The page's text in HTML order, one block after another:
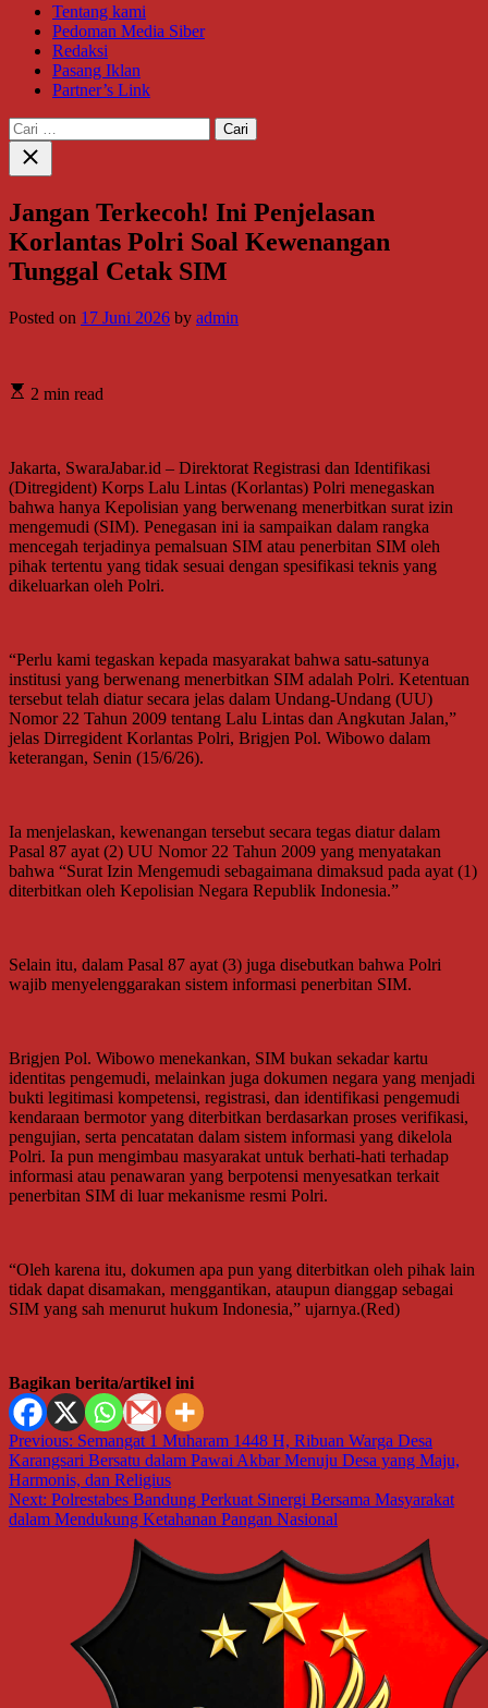
Tentang kami
Pedoman Media Siber
Redaksi
Pasang Iklan
Partner’s Link
Cari
untuk:
Close
search
Jangan Terkecoh! Ini Penjelasan
Korlantas Polri Soal Kewenangan
Tunggal Cetak SIM
Posted on 17 Juni 2026 by admin
2 min read
Jakarta, SwaraJabar.id – Direktorat Registrasi dan Identifikasi
(Ditregident) Korps Lalu Lintas (Korlantas) Polri menegaskan
bahwa hanya Kepolisian yang berwenang menerbitkan surat izin
mengemudi (SIM). Penegasan ini ia sampaikan dalam rangka
mencegah terjadinya pemalsuan SIM atau penerbitan SIM oleh
pihak tertentu yang tidak sesuai dengan spesifikasi teknis yang
dikeluarkan oleh Polri.
“Perlu kami tegaskan kepada masyarakat bahwa satu-satunya
institusi yang berwenang menerbitkan SIM adalah Polri. Ketentuan
tersebut telah diatur secara jelas dalam Undang-Undang (UU)
Nomor 22 Tahun 2009 tentang Lalu Lintas dan Angkutan Jalan,”
jelas Dirregident Korlantas Polri, Brigjen Pol. Wibowo dalam
keterangan, Senin (15/6/26).
Ia menjelaskan, kewenangan tersebut secara tegas diatur dalam
Pasal 87 ayat (2) UU Nomor 22 Tahun 2009 yang menyatakan
bahwa “Surat Izin Mengemudi sebagaimana dimaksud pada ayat (1)
diterbitkan oleh Kepolisian Negara Republik Indonesia.”
Selain itu, dalam Pasal 87 ayat (3) juga disebutkan bahwa Polri
wajib menyelenggarakan sistem informasi penerbitan SIM.
Brigjen Pol. Wibowo menekankan, SIM bukan sekadar kartu
identitas pengemudi, melainkan juga dokumen negara yang menjadi
bukti legitimasi kompetensi, registrasi, dan identifikasi pengemudi
kendaraan bermotor yang diterbitkan berdasarkan proses verifikasi,
pengujian, serta pencatatan dalam sistem informasi yang dikelola
Polri. Ia pun mengimbau masyarakat untuk berhati-hati terhadap
informasi atau penawaran yang berpotensi menyesatkan terkait
penerbitan SIM di luar mekanisme resmi Polri.
“Oleh karena itu, dokumen apa pun yang diterbitkan oleh pihak lain
tidak dapat disamakan, menggantikan, ataupun dianggap sebagai
SIM yang sah menurut hukum Indonesia,” ujarnya.(Red)
Bagikan berita/artikel ini
Navigasi
pos
Previous: Semangat 1 Muharam 1448 H, Ribuan Warga Desa
Karangsari Bersatu dalam Pawai Akbar Menuju Desa yang Maju,
Harmonis, dan Religius
Next: Polrestabes Bandung Perkuat Sinergi Bersama Masyarakat
dalam Mendukung Ketahanan Pangan Nasional